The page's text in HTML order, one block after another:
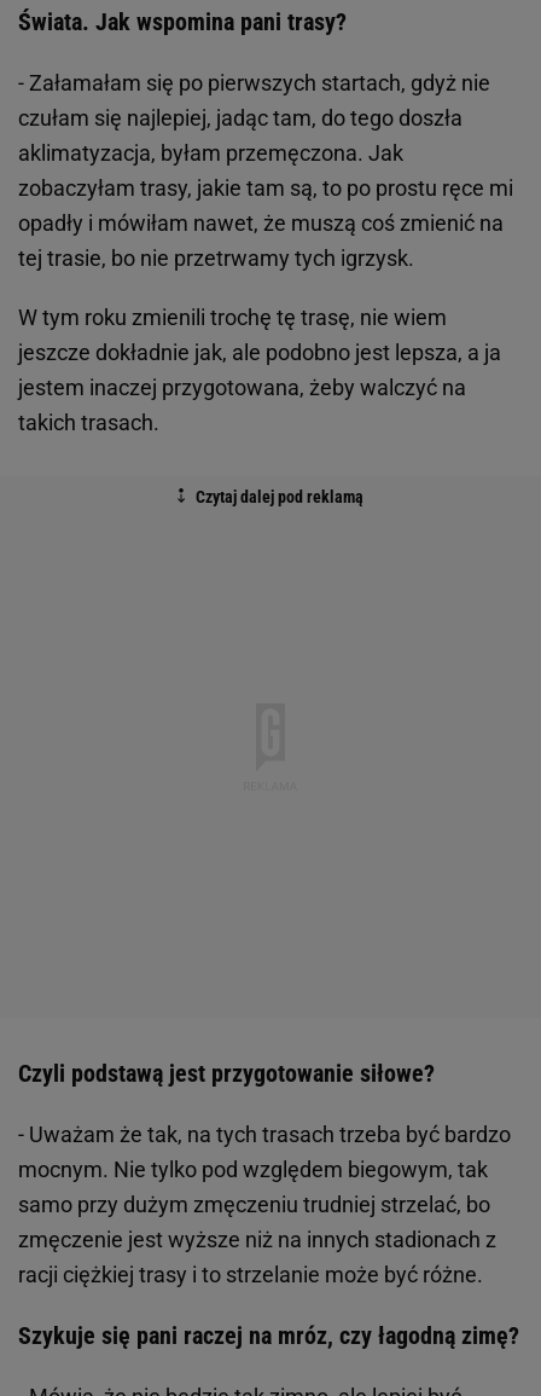
Świata. Jak wspomina pani trasy?
- Załamałam się po pierwszych startach, gdyż nie
czułam się najlepiej, jadąc tam, do tego doszła
aklimatyzacja, byłam przemęczona. Jak
zobaczyłam trasy, jakie tam są, to po prostu ręce mi
opadły i mówiłam nawet, że muszą coś zmienić na
tej trasie, bo nie przetrwamy tych igrzysk.
W tym roku zmienili trochę tę trasę, nie wiem
jeszcze dokładnie jak, ale podobno jest lepsza, a ja
jestem inaczej przygotowana, żeby walczyć na
takich trasach.
Czyli podstawą jest przygotowanie siłowe?
- Uważam że tak, na tych trasach trzeba być bardzo
mocnym. Nie tylko pod względem biegowym, tak
samo przy dużym zmęczeniu trudniej strzelać, bo
zmęczenie jest wyższe niż na innych stadionach z
racji ciężkiej trasy i to strzelanie może być różne.
Szykuje się pani raczej na mróz, czy łagodną zimę?